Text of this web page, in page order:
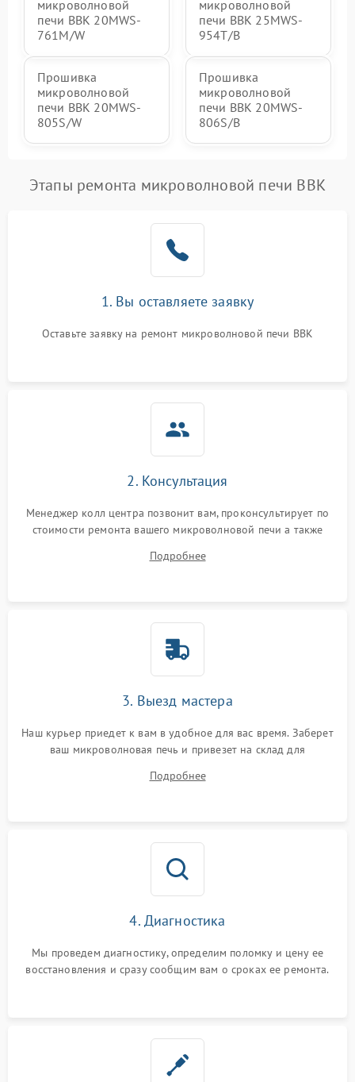
микроволновой
печи BBK 20MWS-
761M/W
микроволновой
печи BBK 25MWS-
954T/B
Прошивка
микроволновой
печи BBK 20MWS-
805S/W
Прошивка
микроволновой
печи BBK 20MWS-
806S/B
Этапы ремонта микроволновой печи BBK
1. Вы оставляете заявку
Оставьте заявку на ремонт микроволновой печи BBK
2. Консультация
Менеджер колл центра позвонит вам, проконсультирует по
стоимости ремонта вашего микроволновой печи а также
Подробнее
3. Выезд мастера
Наш курьер приедет к вам в удобное для вас время. Заберет
ваш микроволновая печь и привезет на склад для
Подробнее
4. Диагностика
Мы проведем диагностику, определим поломку и цену ее
восстановления и сразу сообщим вам о сроках ее ремонта.